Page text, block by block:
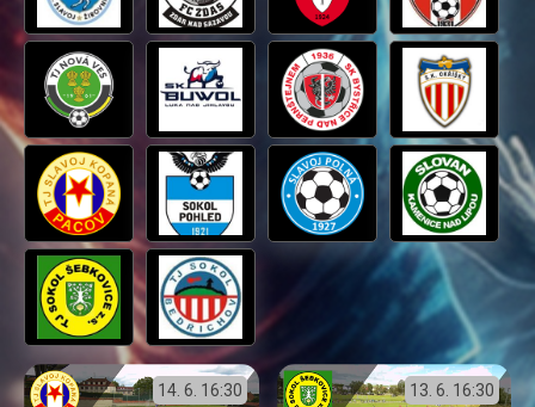
14. 6. 16:30 13. 6. 16:30